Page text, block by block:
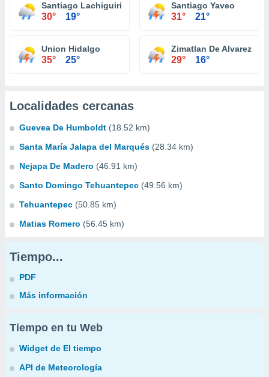
Santiago Lachiguiri
30° 19°
Santiago Yaveo
31° 21°
Union Hidalgo
35° 25°
Zimatlan De Alvarez
29° 16°
Localidades cercanas
Guevea De Humboldt (18.52 km)
Santa María Jalapa del Marqués (28.34 km)
Nejapa De Madero (46.91 km)
Santo Domingo Tehuantepec (49.56 km)
Tehuantepec (50.85 km)
Matias Romero (56.45 km)
Tiempo...
PDF
Más información
Tiempo en tu Web
Widget de El tiempo
API de Meteorología